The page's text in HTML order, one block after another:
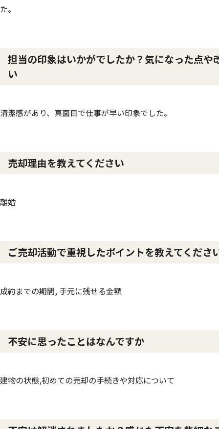
た。
担当の印象はいかがでしたか？気になった点
い
清潔感があり、真面目で仕事が早い印象でした。
売却理由を教えてください
離婚
ご売却活動で重視したポイントを教えてくださ
成約までの期間, 手元に残せる金額
不安に思ったことはなんですか
建物の状態,初めての売却の手続きや対応について